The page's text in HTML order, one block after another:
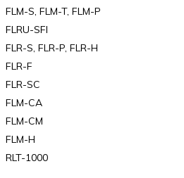
FLM-S, FLM-T, FLM-P
FLRU-SFI
FLR-S, FLR-P, FLR-H
FLR-F
FLR-SC
FLM-CA
FLM-CM
FLM-H
RLT-1000